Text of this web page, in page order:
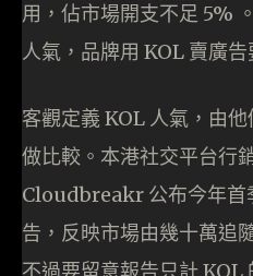
用，佔市場開支不足 5%
人氣，品牌用 KOL 賣廣
客觀定義 KOL 人氣，由
做比較。本港社交平台行
Cloudbreakr 公布今年首
告，反映市場由幾十萬追